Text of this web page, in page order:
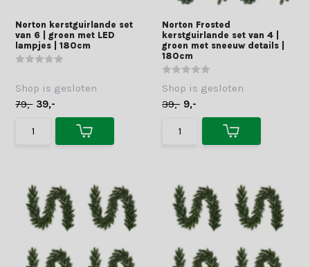
Norton kerstguirlande set
van 6 | groen met LED
lampjes | 180cm
Shop is gesloten
79,- 39,-
Norton Frosted
kerstguirlande set van 4 |
groen met sneeuw details |
180cm
Shop is gesloten
39,- 9,-